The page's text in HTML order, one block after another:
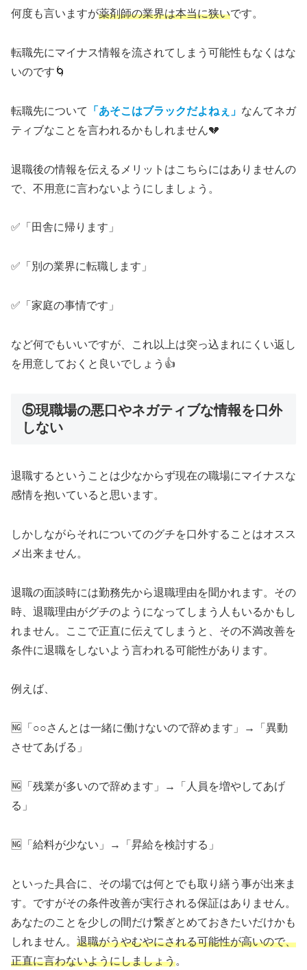
何度も言いますが薬剤師の業界は本当に狭いです。
転職先にマイナス情報を流されてしまう可能性もなくはな
いのです🌀
転職先について 「あそこはブラックだよねぇ」 なんてネガ
ティブなことを言われるかもしれません💔
退職後の情報を伝えるメリットはこちらにはありませんの
で、不用意に言わないようにしましょう。
✅「田舎に帰ります」
✅「別の業界に転職します」
✅「家庭の事情です」
など何でもいいですが、これ以上は突っ込まれにくい返し
を用意しておくと良いでしょう👍
⑤現職場の悪口やネガティブな情報を口外
しない
退職するということは少なからず現在の職場にマイナスな
感情を抱いていると思います。
しかしながらそれについてのグチを口外することはオスス
メ出来ません。
退職の面談時には勤務先から退職理由を聞かれます。その
時、退職理由がグチのようになってしまう人もいるかもし
れません。ここで正直に伝えてしまうと、その不満改善を
条件に退職をしないよう言われる可能性があります。
例えば、
🆖「○○さんとは一緒に働けないので辞めます」→「異動
させてあげる」
🆖「残業が多いので辞めます」→「人員を増やしてあげ
る」
🆖「給料が少ない」→「昇給を検討する」
といった具合に、その場では何とでも取り繕う事が出来ま
す。ですがその条件改善が実行される保証はありません。
あなたのことを少しの間だけ繋ぎとめておきたいだけかも
しれません。 退職がうやむやにされる可能性が高いので、
正直に言わないようにしましょう。